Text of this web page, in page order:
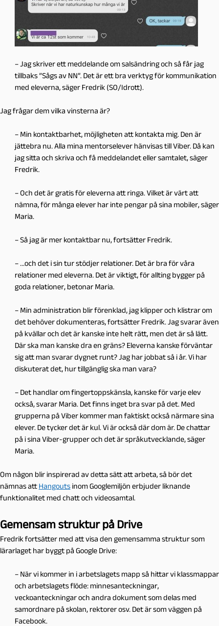
– Jag skriver ett meddelande om salsändring och så får jag
tillbaks ”Sågs av NN”. Det är ett bra verktyg för kommunikation
med eleverna, säger Fredrik (SO/Idrott).
Jag frågar dem vilka vinsterna är?
– Min kontaktbarhet, möjligheten att kontakta mig. Den är
jättebra nu. Alla mina mentorselever hänvisas till Viber. Då kan
jag sitta och skriva och få meddelandet eller samtalet, säger
Fredrik.
– Och det är gratis för eleverna att ringa. Vilket är värt att
nämna, för många elever har inte pengar på sina mobiler, säger
Maria.
– Så jag är mer kontaktbar nu, fortsätter Fredrik.
– …och det i sin tur stödjer relationer. Det är bra för våra
relationer med eleverna. Det är viktigt, för allting bygger på
goda relationer, betonar Maria.
– Min administration blir förenklad, jag klipper och klistrar om
det behöver dokumenteras, fortsätter Fredrik. Jag svarar även
på kvällar och det är kanske inte helt rätt, men det är så lätt.
Där ska man kanske dra en gräns? Eleverna kanske förväntar
sig att man svarar dygnet runt? Jag har jobbat så i år. Vi har
diskuterat det, hur tillgänglig ska man vara?
– Det handlar om fingertoppskänsla, kanske för varje elev
också, svarar Maria. Det finns inget bra svar på det. Med
grupperna på Viber kommer man faktiskt också närmare sina
elever. De tycker det är kul. Vi är också där dom är. De chattar
på i sina Viber-grupper och det är språkutvecklande, säger
Maria.
Om någon blir inspirerad av detta sätt att arbeta, så bör det
nämnas att Hangouts inom Googlemiljön erbjuder liknande
funktionalitet med chatt och videosamtal.
Gemensam struktur på Drive
Fredrik fortsätter med att visa den gemensamma struktur som
lärarlaget har byggt på Google Drive:
– När vi kommer in i arbetslagets mapp så hittar vi klassmappar
och arbetslagets flöde: minnesanteckningar,
veckoanteckningar och andra dokument som delas med
samordnare på skolan, rektorer osv. Det är som väggen på
Facebook.